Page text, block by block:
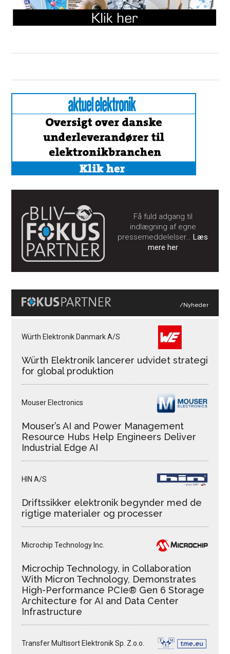
Få fuld adgang til
indlægning af egne
pressemeddelelser…Læs
mere her
/Nyheder
Würth Elektronik Danmark A/S
Würth Elektronik lancerer udvidet strategi
for global produktion
Mouser Electronics
Mouser’s AI and Power Management
Resource Hubs Help Engineers Deliver
Industrial Edge AI
HIN A/S
Driftssikker elektronik begynder med de
rigtige materialer og processer
Microchip Technology Inc.
Microchip Technology, in Collaboration
With Micron Technology, Demonstrates
High-Performance PCIe® Gen 6 Storage
Architecture for AI and Data Center
Infrastructure
Transfer Multisort Elektronik Sp. Z.o.o.